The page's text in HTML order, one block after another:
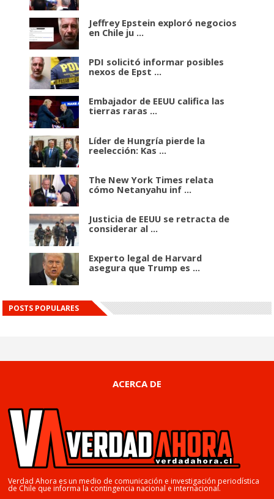
Jeffrey Epstein exploró negocios
en Chile ju ...
PDI solicitó informar posibles
nexos de Epst ...
Embajador de EEUU califica las
tierras raras ...
Líder de Hungría pierde la
reelección: Kas ...
The New York Times relata
cómo Netanyahu inf ...
Justicia de EEUU se retracta de
considerar al ...
Experto legal de Harvard
asegura que Trump es ...
POSTS POPULARES
ACERCA DE
Verdad Ahora es un medio de comunicación e investigación periodística
de Chile que informa la contingencia nacional e internacional.